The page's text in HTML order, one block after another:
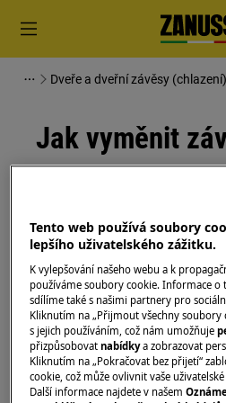
Dveře a dveřní závěsy (chlazení)
Jak vyměnit
Před jakoukoli údržbou
vytáhněte zástrčku zezásuvky.
Při přemisťování spotřebičů
těžkých spotřebičů je nutné
osobami.
Vždy používejte ochranné
obuv.
Tento web používá soubory
lepšího uživatelského zážitku.
K vylepšování našeho webu a k
používáme soubory cookie. Informace o
sdílíme také s našimi partnery pro
Kliknutím na „Přijmout všechny soubory
s jejich používáním, což nám umožňuje
přizpůsobovatnabídkya zobrazovat
Kliknutím na „Pokračovat bez přijetí“
cookie, což může ovlivnit vaše
Další informace najdete v našem